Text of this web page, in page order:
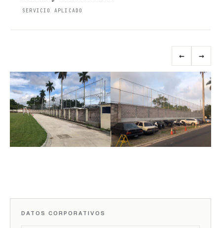
SERVICIO APLICADO
← →
DATOS CORPORATIVOS